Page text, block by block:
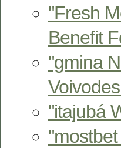
"Fresh
Benefit
"gmina
"itajubá